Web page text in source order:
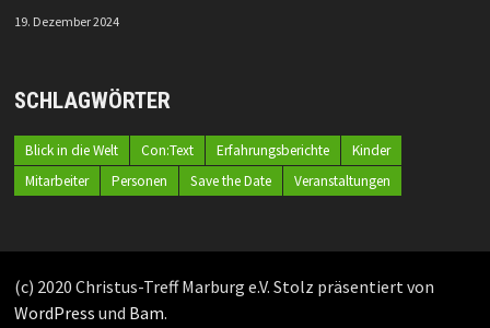
19. Dezember 2024
SCHLAGWÖRTER
Blick in die Welt Con:Text Erfahrungsberichte
Kinder
Mitarbeiter
Personen Save the Date Veranstaltungen
(c) 2020 Christus-Treff Marburg e.V. Stolz präsentiert von
WordPress und Bam.